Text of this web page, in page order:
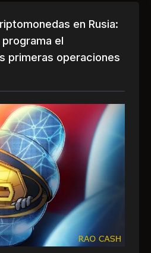
en Rusia:
programa el
primeras operaciones